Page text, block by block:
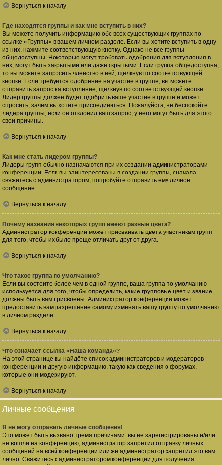
Вернуться к началу
Где находятся группы и как мне вступить в них?
Вы можете получить информацию обо всех существующих группах по
ссылке «Группы» в вашем личном разделе. Если вы хотите вступить в одну
из них, нажмите соответствующую кнопку. Однако не все группы
общедоступны. Некоторые могут требовать одобрения для вступления в
них, могут быть закрытыми или даже скрытыми. Если группа общедоступна,
то вы можете запросить членство в ней, щёлкнув по соответствующей
кнопке. Если требуется одобрение на участие в группе, вы можете
отправить запрос на вступление, щёлкнув по соответствующей кнопке.
Лидер группы должен будет одобрить ваше участие в группе и может
спросить, зачем вы хотите присоединиться. Пожалуйста, не беспокойте
лидера группы, если он отклонил ваш запрос; у него могут быть для этого
свои причины.
Вернуться к началу
Как мне стать лидером группы?
Лидеры групп обычно назначаются при их создании администраторами
конференции. Если вы заинтересованы в создании группы, сначала
свяжитесь с администратором; попробуйте отправить ему личное
сообщение.
Вернуться к началу
Почему названия некоторых групп имеют разные цвета?
Администратор конференции может присваивать цвета участникам групп
для того, чтобы их было проще отличать друг от друга.
Вернуться к началу
Что такое группа по умолчанию?
Если вы состоите более чем в одной группе, ваша группа по умолчанию
используется для того, чтобы определить, какие групповые цвет и звание
должны быть вам присвоены. Администратор конференции может
предоставить вам разрешение самому изменять вашу группу по умолчанию
в личном разделе.
Вернуться к началу
Что означает ссылка «Наша команда»?
На этой странице вы найдёте список администраторов и модераторов
конференции и другую информацию, такую как сведения о форумах,
которые они модерируют.
Вернуться к началу
Личные сообщения
Я не могу отправить личные сообщения!
Это может быть вызвано тремя причинами: вы не зарегистрированы и/или
не вошли на конференцию, администратор запретил отправку личных
сообщений на всей конференции или же администратор запретил это вам
лично. Свяжитесь с администратором конференции для получения